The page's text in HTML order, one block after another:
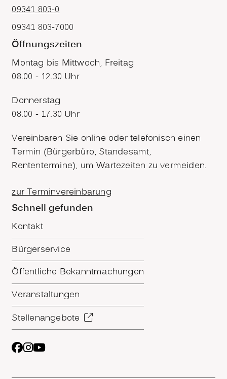
09341 803-0
09341 803-7000
Öffnungszeiten
Montag bis Mittwoch, Freitag
08.00 - 12.30 Uhr
Donnerstag
08.00 - 17.30 Uhr
Vereinbaren Sie online oder telefonisch einen
Termin (Bürgerbüro, Standesamt,
Rententermine), um Wartezeiten zu vermeiden.
zur Terminvereinbarung
Schnell gefunden
Kontakt
Bürgerservice
Öffentliche Bekanntmachungen
Veranstaltungen
Stellenangebote